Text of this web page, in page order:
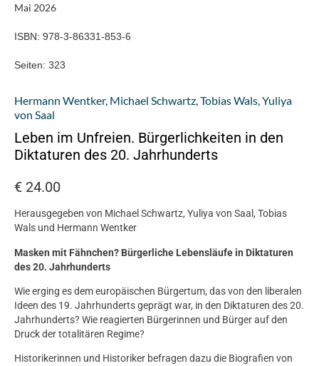
Mai 2026
ISBN: 978-3-86331-853-6
Seiten: 323
Hermann Wentker, Michael Schwartz,Tobias Wals,Yuliya
von Saal
Leben im Unfreien. Bürgerlichkeiten in den
Diktaturen des 20. Jahrhunderts
€ 24.00
Herausgegeben von Michael Schwartz, Yuliya von Saal, Tobias
Wals und Hermann Wentker
Masken mit Fähnchen? Bürgerliche Lebensläufe in Diktaturen
des 20. Jahrhunderts
Wie erging es dem europäischen Bürgertum, das von den liberalen
Ideen des 19. Jahrhunderts geprägt war, in den Diktaturen des 20.
Jahrhunderts? Wie reagierten Bürgerinnen und Bürger auf den
Druck der totalitären Regime?
Historikerinnen und Historiker befragen dazu die Biografien von